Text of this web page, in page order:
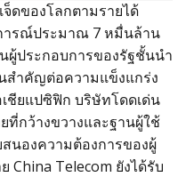
ดของโลกตามรายได้
ารณ์ประมาณ 7 หมื่นล้าน
ผู้ประกอบการของรัฐชั้นนำ
สำคัญต่อความแข็งแกร่ง
ชียแปซิฟิก บริษัทโดดเด่น
ที่กว้างขวางและฐานผู้ใช้
นองความต้องการของผู้
Telecom ยังได้รับ